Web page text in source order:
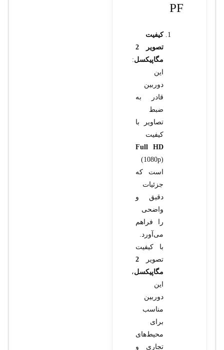
PF
کیفیت
تصویر 2
مگاپیکسل:
این
دوربین
قادر به
ضبط
تصاویر با
کیفیت
Full HD
(1080p)
است که
جزئیات
دقیق و
واضحی
را فراهم
می‌آورد.
با کیفیت
تصویر 2
مگاپیکسل،
این
دوربین
مناسب
برای
محیط‌های
تجاری و